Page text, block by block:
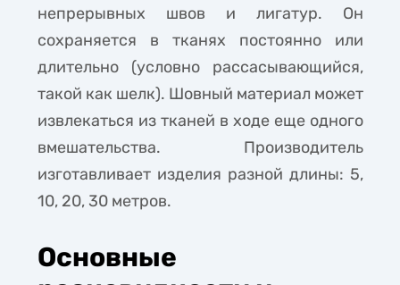
непрерывных швов и лигатур. Он
сохраняется в тканях постоянно или
длительно (условно рассасывающийся,
такой как шелк). Шовный материал может
извлекаться из тканей в ходе еще одного
вмешательства. Производитель
изготавливает изделия разной длины: 5,
10, 20, 30 метров.
Основные